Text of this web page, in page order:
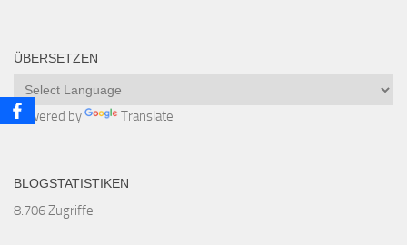
ÜBERSETZEN
Powered by Translate
BLOGSTATISTIKEN
8.706 Zugriffe